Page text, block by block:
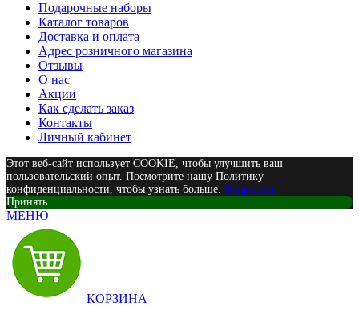
Подарочные наборы
Каталог товаров
Доставка и оплата
Адрес розничного магазина
Отзывы
О нас
Акции
Как сделать заказ
Контакты
Личный кабинет
Этот веб-сайт использует COOKIE, чтобы улучшить ваш
пользовательский опыт. Посмотрите нашу Политику
конфиденциальности, чтобы узнать больше. Подробнее
Принять
МЕНЮ
КОРЗИНА